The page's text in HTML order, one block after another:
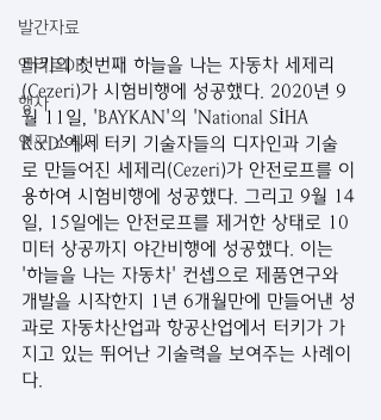
발간자료
엘리트DB
행사
연구 소식지
터키의 첫번째 하늘을 나는 자동차 세제리
(Cezeri)가 시험비행에 성공했다. 2020년 9
월 11일, 'BAYKAN'의 'National SİHA
R&D'에서 터키 기술자들의 디자인과 기술
로 만들어진 세제리(Cezeri)가 안전로프를 이
용하여 시험비행에 성공했다. 그리고 9월 14
일, 15일에는 안전로프를 제거한 상태로 10
미터 상공까지 야간비행에 성공했다. 이는
'하늘을 나는 자동차' 컨셉으로 제품연구와
개발을 시작한지 1년 6개월만에 만들어낸 성
과로 자동차산업과 항공산업에서 터키가 가
지고 있는 뛰어난 기술력을 보여주는 사례이
다.